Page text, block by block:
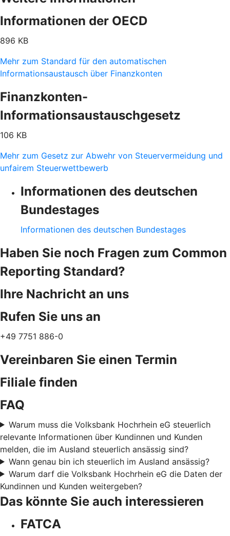
Informationen der OECD
896 KB
Mehr zum Standard für den automatischen
Informationsaustausch über Finanzkonten
Finanzkonten-
Informationsaustauschgesetz
106 KB
Mehr zum Gesetz zur Abwehr von Steuervermeidung und
unfairem Steuerwettbewerb
Informationen des deutschen
Bundestages
Informationen des deutschen Bundestages
Haben Sie noch Fragen zum Common
Reporting Standard?
Ihre Nachricht an uns
Rufen Sie uns an
+49 7751 886-0
Vereinbaren Sie einen Termin
Filiale finden
FAQ
Warum muss die Volksbank Hochrhein eG steuerlich
relevante Informationen über Kundinnen und Kunden
melden, die im Ausland steuerlich ansässig sind?
Wann genau bin ich steuerlich im Ausland ansässig?
Warum darf die Volksbank Hochrhein eG die Daten der
Kundinnen und Kunden weitergeben?
Das könnte Sie auch interessieren
FATCA